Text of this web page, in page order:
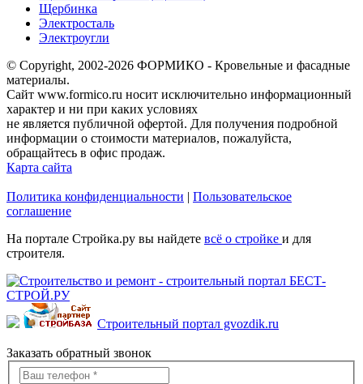
Щербинка
Электросталь
Электроугли
© Copyright, 2002-2026 ФОРМИКО - Кровельные и фасадные
материалы.
Сайт www.formico.ru носит исключительно информационный
характер и ни при каких условиях
не является публичной офертой. Для получения подробной
информации о стоимости материалов, пожалуйста,
обращайтесь в офис продаж.
Карта сайта
Политика конфиденциальности | Пользовательское
соглашение
На портале Стройка.ру вы найдете всё о стройке и для
строителя.
Строительный портал gvozdik.ru
Заказать обратный звонок